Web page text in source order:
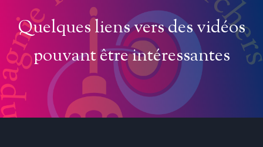
Quelques liens vers des vidéos
pouvant être intéressantes